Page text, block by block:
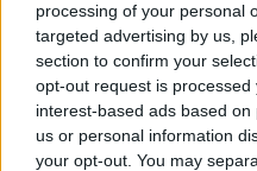
processing of your personal
targeted advertising by us,
section to confirm your
opt-out request is
interest-based ads based
us or personal information
your opt-out. You may
Forum
braquet pour
juin 2011